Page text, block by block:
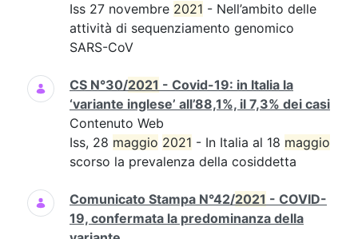
Iss 27 novembre 2021 - Nell’ambito delle
attività di sequenziamento genomico
SARS-CoV
CS N°30/2021 - Covid-19: in Italia la
‘variante inglese’ all’88,1%, il 7,3% dei casi
Contenuto Web
Iss, 28 maggio 2021 - In Italia al 18 maggio
scorso la prevalenza della cosiddetta
Comunicato Stampa N°42/2021 - COVID-
19, confermata la predominanza della